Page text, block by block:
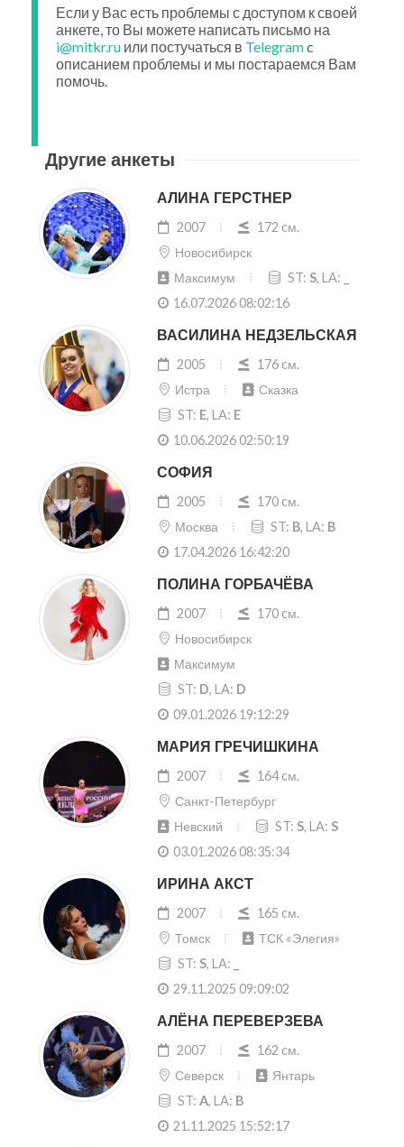
Если у Вас есть проблемы с доступом к своей
анкете, то Вы можете написать письмо на
i@mitkr.ru или постучаться в Telegramc
описанием проблемы и мы постараемся Вам
помочь.
Другие анкеты
АЛИНА ГЕРСТНЕР
2007
172 cм.
Новосибирск
Максимум
ST: S, LA:
16.07.2026 08:02:16
ВАСИЛИНА НЕДЗЕЛЬСКАЯ
2005
176 cм.
Истра
Сказка
ST: E, LA: E
10.06.2026 02:50:19
СОФИЯ
2005
170 cм.
Москва
ST: B, LA: B
17.04.2026 16:42:20
ПОЛИНА ГОРБАЧЁВА
2007
170 cм.
Новосибирск
Максимум
ST: D, LA: D
09.01.2026 19:12:29
МАРИЯ ГРЕЧИШКИНА
2007
164 cм.
Санкт-Петербург
Невский
ST: S, LA: S
03.01.2026 08:35:34
ИРИНА АКСТ
2007
165 cм.
Томск
ТСК «Элегия»
ST: S, LA:
29.11.2025 09:09:02
АЛЁНА ПЕРЕВЕРЗЕВА
2007
162 cм.
Северск
Янтарь
ST: A, LA: B
21.11.2025 15:52:17